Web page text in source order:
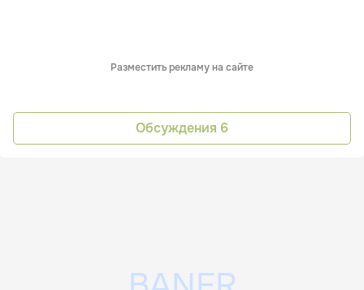
Разместить рекламу на сайте
Обсуждения 6